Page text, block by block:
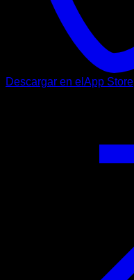
Descargar en el App Store